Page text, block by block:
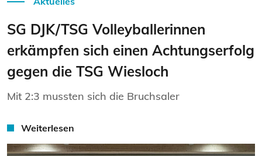
SG DJK/TSG Volleyballerinnen
erkämpfen sich einen Achtungserfolg
gegen die TSG Wiesloch
Mit 2:3 mussten sich die Bruchsaler
Weiterlesen